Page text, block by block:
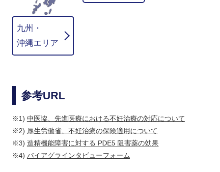
九州・
沖縄エリア
参考URL
※1) 中医協、先進医療における不妊治療の対応について
※2) 厚生労働省、不妊治療の保険適用について
※3) 造精機能障害に対する PDE5 阻害薬の効果
※4) バイアグラインタビューフォーム